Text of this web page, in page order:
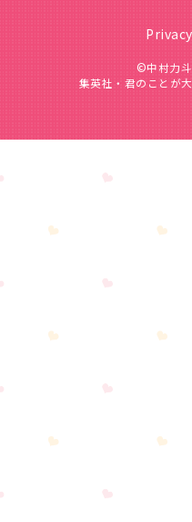
©中村力
集英社・君のことが